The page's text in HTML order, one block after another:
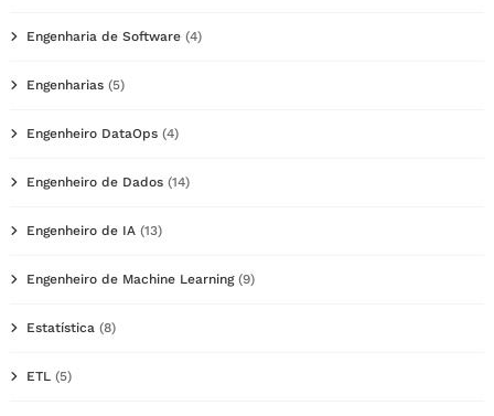
Engenharia de Software (4)
Engenharias (5)
Engenheiro DataOps (4)
Engenheiro de Dados (14)
Engenheiro de IA (13)
Engenheiro de Machine Learning(9)
Estatística (8)
ETL (5)